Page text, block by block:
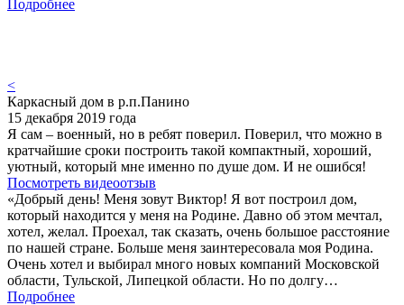
Подробнее
<
Каркасный дом в р.п.Панино
15 декабря 2019 года
Я сам – военный, но в ребят поверил. Поверил, что можно в
кратчайшие сроки построить такой компактный, хороший,
уютный, который мне именно по душе дом. И не ошибся!
Посмотреть видеоотзыв
«Добрый день! Меня зовут Виктор! Я вот построил дом,
который находится у меня на Родине. Давно об этом мечтал,
хотел, желал. Проехал, так сказать, очень большое расстояние
по нашей стране. Больше меня заинтересовала моя Родина.
Очень хотел и выбирал много новых компаний Московской
области, Тульской, Липецкой области. Но по долгу…
Подробнее